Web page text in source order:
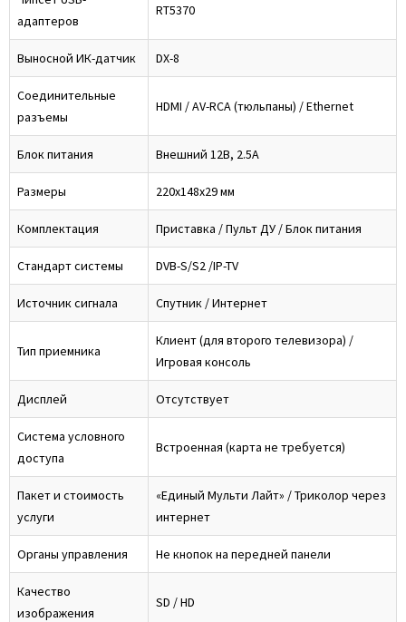
адаптеров
RT5370
Выносной ИК-датчик DX-8
Соединительные
разъемы
HDMI / AV-RCA (тюльпаны) / Ethernet
Блок питания Внешний 12В, 2.5А
Размеры 220x148x29 мм
Комплектация Приставка / Пульт ДУ / Блок питания
Стандарт системы DVB-S/S2 /IP-TV
Источник сигнала Спутник / Интернет
Тип приемника
Клиент (для второго телевизора) /
Игровая консоль
Дисплей Отсутствует
Система условного
доступа
Встроенная (карта не требуется)
Пакет и стоимость
услуги
«Единый Мульти Лайт» / Триколор через
интернет
Органы управления Не кнопок на передней панели
Качество
изображения
SD / HD